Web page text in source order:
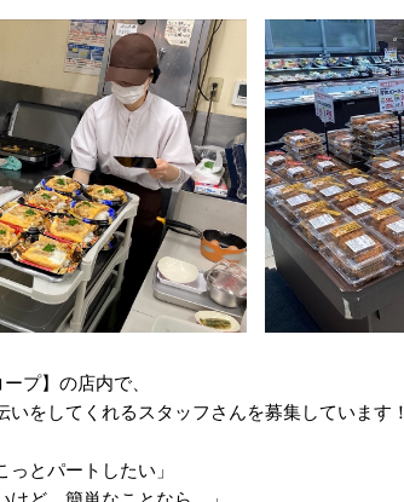
プ】の店内で、
いをしてくれるスタッフさんを募集しています！
っとパートしたい」